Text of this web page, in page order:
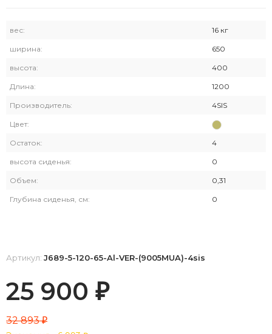
вес: 16 кг
ширина: 650
высота: 400
Длина: 1200
Производитель: 4SIS
Цвет:
Остаток: 4
высота сиденья: 0
Объем: 0,31
Глубина сиденья, см: 0
Артикул: J689-5-120-65-Al-VER-(9005MUA)-4sis
25 900 ₽
32 893₽